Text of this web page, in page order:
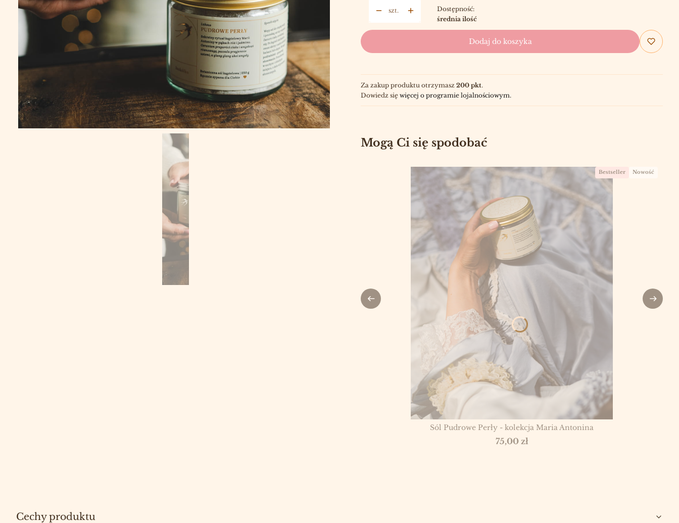
szt.
Dostępność:
średnia ilość
Dodaj do koszyka
Za zakup produktu otrzymasz 200 pkt.
Dowiedz się więcej o programie lojalnościowym.
Mogą Ci się spodobać
Bestseller Nowość
Sól Pudrowe Perły - kolekcja Maria Antonina
Cena
75,00 zł
Cechy produktu